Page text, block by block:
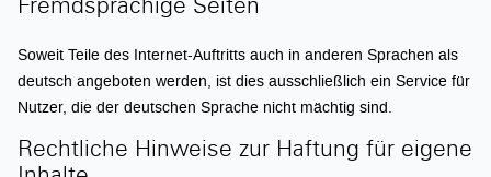
Fremdsprachige Seiten
Soweit Teile des Internet-Auftritts auch in anderen Sprachen als
deutsch angeboten werden, ist dies ausschließlich ein Service für
Nutzer, die der deutschen Sprache nicht mächtig sind.
Rechtliche Hinweise zur Haftung für eigene